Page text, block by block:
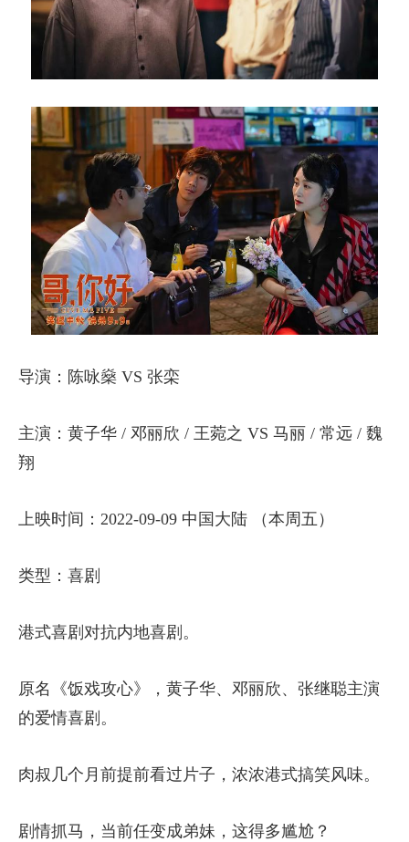
导演：陈咏燊 VS 张栾
主演：黄子华 / 邓丽欣 / 王菀之 VS 马丽 / 常远 / 魏
翔
上映时间：2022-09-09 中国大陆 （本周五）
类型：喜剧
港式喜剧对抗内地喜剧。
原名《饭戏攻心》，黄子华、邓丽欣、张继聪主演
的爱情喜剧。
肉叔几个月前提前看过片子，浓浓港式搞笑风味。
剧情抓马，当前任变成弟妹，这得多尴尬？